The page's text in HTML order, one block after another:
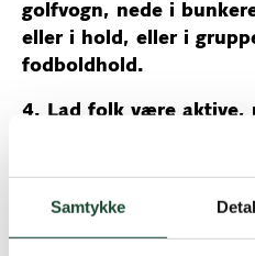
Samtykke
golfvogn, nede i
eller i hold, eller i
fodboldhold.
4. Lad folk være aktive,
det, når de slår til
banen. Ikke kun
5. Kom tæt på motivet,
græsset eller bolden